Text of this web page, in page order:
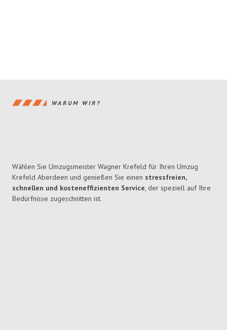
WARUM WIR?
Wählen Sie Umzugsmeister Wagner Krefeld für Ihren Umzug
Krefeld Aberdeen und genießen Sie einen stressfreien,
schnellen und kosteneffizienten Service, der speziell auf Ihre
Bedürfnisse zugeschnitten ist.